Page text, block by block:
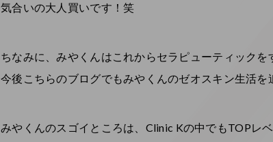
気合いの大人買いです！笑
ちなみに、みやくんはこれからセラピューティックを
今後こちらのブログでもみやくんのゼオスキン生活
みやくんのスゴイところは、Clinic Kの中でもTOPレ